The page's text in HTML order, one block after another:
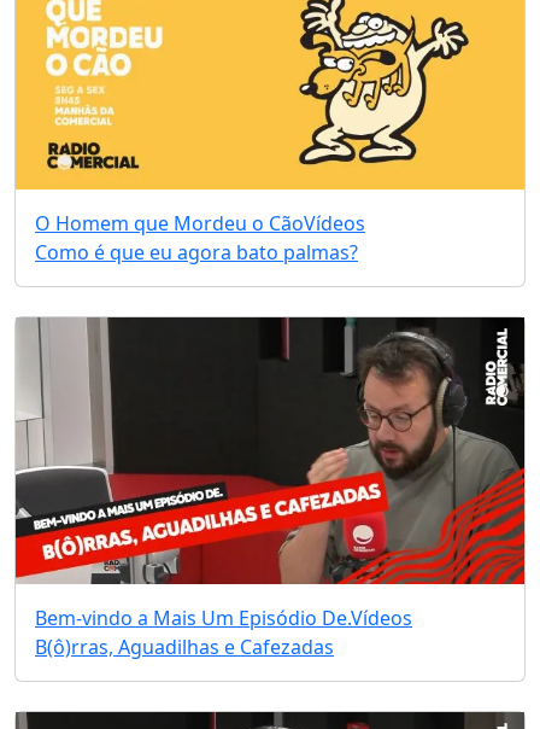
O Homem que Mordeu o CãoVídeos
Como é que eu agora bato palmas?
Bem-vindo a Mais Um Episódio De.Vídeos
B(ô)rras, Aguadilhas e Cafezadas